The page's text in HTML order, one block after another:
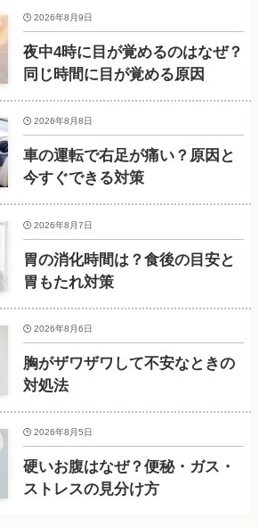
夜中4時に目が覚めるのはなぜ？
同じ時間に目が覚める原因
2026年8月9日
車の運転で右足が痛い？原因と
今すぐできる対策
2026年8月8日
胃の消化時間は？食後の目安と
胃もたれ対策
2026年8月7日
胸がザワザワして不安なときの
対処法
2026年8月6日
硬いお腹はなぜ？便秘・ガス・
ストレスの見分け方
2026年8月5日